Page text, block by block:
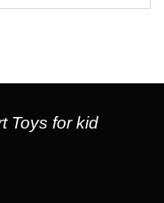
Toys for kid